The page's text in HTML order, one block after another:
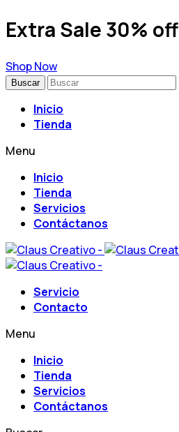
Extra Sale 30% off
Shop Now
Buscar
Inicio
Tienda
Menu
Inicio
Tienda
Servicios
Contáctanos
Servicio
Contacto
Menu
Inicio
Tienda
Servicios
Contáctanos